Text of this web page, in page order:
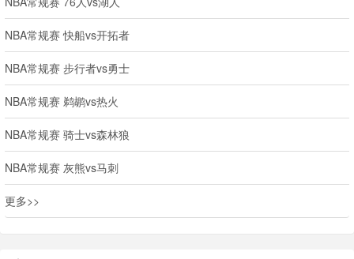
NBA常规赛 快船vs开拓者
NBA常规赛 步行者vs勇士
NBA常规赛 鹈鹕vs热火
NBA常规赛 骑士vs森林狼
NBA常规赛 灰熊vs马刺
更多>>